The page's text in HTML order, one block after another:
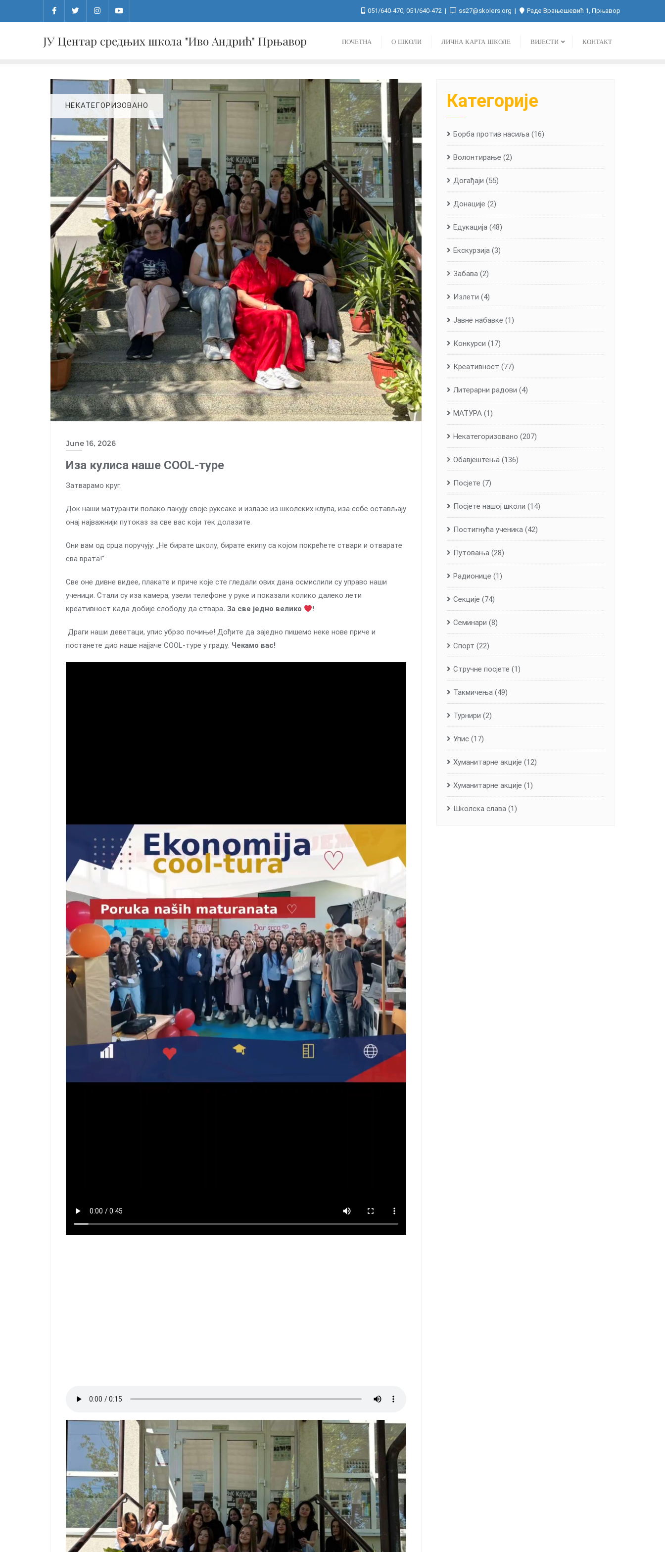
051/640-470, 051/640-472 ss27@skolers.org Раде Врањешевић 1, Прњавор
ЈУ Центар средњих школа "Иво Андрић" Прњавор ПОЧЕТНА О ШКОЛИ ЛИЧНА КАРТА ШКОЛЕ ВИЈЕСТИ КОНТАКТ
НЕКАТЕГОРИЗОВАНО
June 16, 2026
Иза кулиса наше COOL-туре
Затварамо круг.
Док наши матуранти полако пакују своје руксаке и излазе из школских клупа, иза себе остављају
онај најважнији путоказ за све вас који тек долазите.
Они вам од срца поручују: „Не бирате школу, бирате екипу са којом покрећете ствари и отварате
сва врата!“
Све оне дивне видее, плакате и приче које сте гледали ових дана осмислили су управо наши
ученици. Стали су иза камера, узели телефоне у руке и показали колико далеко лети
креативност када добије слободу да ствара. За све једно велико !
Драги наши деветаци, упис убрзо почиње! Дођите да заједно пишемо неке нове приче и
постанете дио наше најјаче COOL-туре у граду. Чекамо вас!
Категорије
Борба против насиља (16)
Волонтирање (2)
Догађаји (55)
Донације (2)
Едукација (48)
Екскурзија (3)
Забава (2)
Излети (4)
Јавне набавке (1)
Конкурси (17)
Креативност (77)
Литерарни радови (4)
МАТУРА (1)
Некатегоризовано (207)
Обавјештења (136)
Посјете (7)
Посјете нашој школи (14)
Постигнућа ученика (42)
Путовања (28)
Радионице (1)
Секције (74)
Семинари (8)
Спорт (22)
Стручне посјете (1)
Такмичења (49)
Турнири (2)
Упис (17)
Хуманитарне aкције (12)
Хуманитарне акције (1)
Школска слава (1)